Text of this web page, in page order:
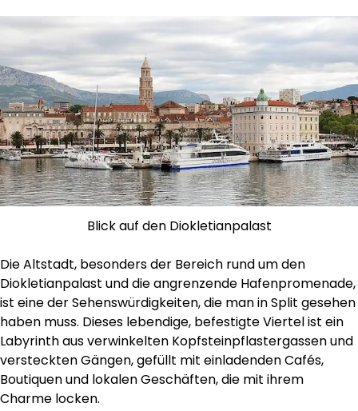
Blick auf den Diokletianpalast
Die Altstadt, besonders der Bereich rund um den
Diokletianpalast und die angrenzende Hafenpromenade,
ist eine der Sehenswürdigkeiten, die man in Split gesehen
haben muss. Dieses lebendige, befestigte Viertel ist ein
Labyrinth aus verwinkelten Kopfsteinpflastergassen und
versteckten Gängen, gefüllt mit einladenden Cafés,
Boutiquen und lokalen Geschäften, die mit ihrem
Charme locken.